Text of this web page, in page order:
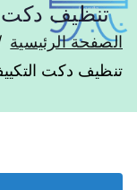
تنظيف دكت
الصفحة الرئيسية
تنظيف دكت